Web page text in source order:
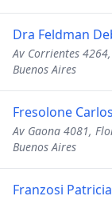
Dra Feldman
Av Corrientes
Buenos Aires
Fresolone Carlos
Av Gaona 4081,
Buenos Aires
Franzosi